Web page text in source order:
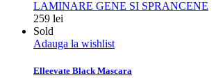
LAMINARE GENE SI SPRANCENE
259 lei
Sold
Adauga la wishlist
Elleevate Black Mascara